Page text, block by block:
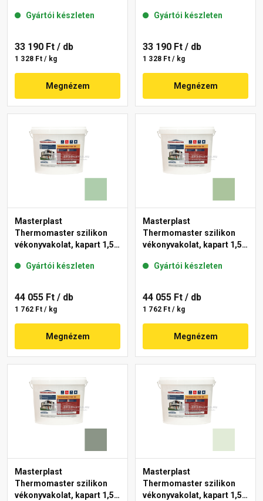
Gyártói készleten
33 190 Ft / db
1 328 Ft / kg
Megnézem
Gyártói készleten
33 190 Ft / db
1 328 Ft / kg
Megnézem
Masterplast
Thermomaster szilikon
vékonyvakolat, kapart 1,5
Gyártói készleten
44 055 Ft / db
1 762 Ft / kg
Megnézem
Masterplast
Thermomaster szilikon
vékonyvakolat, kapart 1,5
Gyártói készleten
44 055 Ft / db
1 762 Ft / kg
Megnézem
Masterplast
Thermomaster szilikon
vékonyvakolat, kapart 1,5
Masterplast
Thermomaster szilikon
vékonyvakolat, kapart 1,5